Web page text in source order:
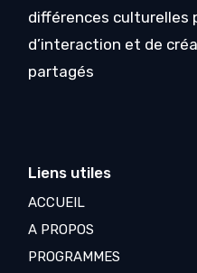
différences culturelles
d’interaction et de
partagés
Liens utiles
ACCUEIL
A PROPOS
PROGRAMMES